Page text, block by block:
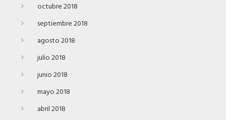
octubre 2018
septiembre 2018
agosto 2018
julio 2018
junio 2018
mayo 2018
abril 2018